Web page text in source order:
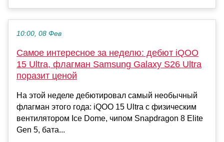
10:00, 08 Фев
Самое интересное за неделю: дебют iQOO
15 Ultra, флагман Samsung Galaxy S26 Ultra
поразит ценой
На этой неделе дебютировал самый необычный
флагман этого года: iQOO 15 Ultra с физическим
вентилятором Ice Dome, чипом Snapdragon 8 Elite
Gen 5, бата...